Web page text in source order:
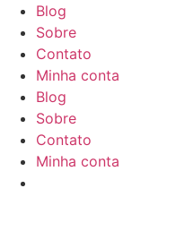
para
conteúdo
Blog
Sobre
Contato
Minha conta
Blog
Sobre
Contato
Minha conta